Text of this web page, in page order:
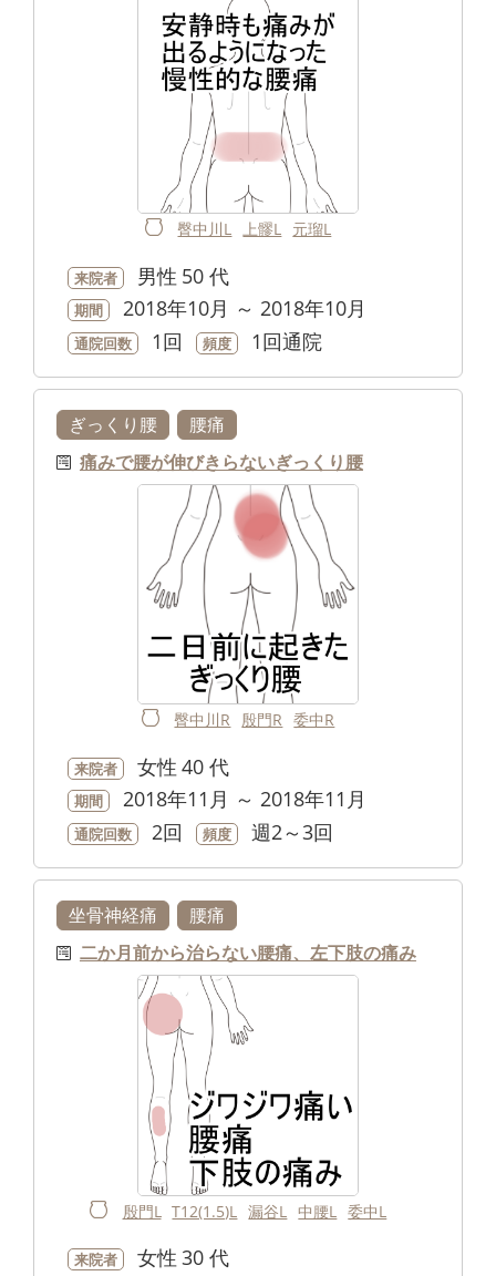
臀中川L 上髎L 元瑠L
来院者 男性 50 代
期間 2018年10月 ～ 2018年10月
通院回数 1回 頻度 1回通院
ぎっくり腰
腰痛
痛みで腰が伸びきらないぎっくり腰
臀中川R 殷門R 委中R
来院者 女性 40 代
期間 2018年11月 ～ 2018年11月
通院回数 2回 頻度 週2～3回
坐骨神経痛
腰痛
二か月前から治らない腰痛、左下肢の痛み
殷門L T12(1.5)L 漏谷L 中腰L 委中L
来院者 女性 30 代